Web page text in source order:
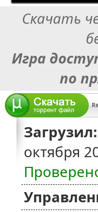
Скачать
Игра
по
Загрузил:
октября